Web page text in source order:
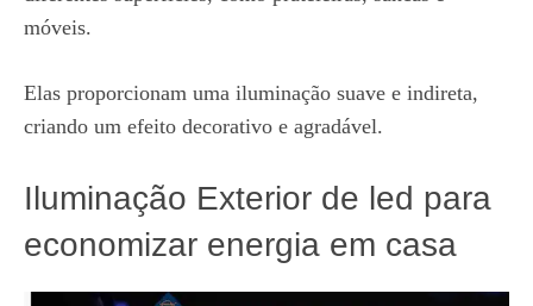
móveis.
Elas proporcionam uma iluminação suave e indireta,
criando um efeito decorativo e agradável.
Iluminação Exterior de led para
economizar energia em casa